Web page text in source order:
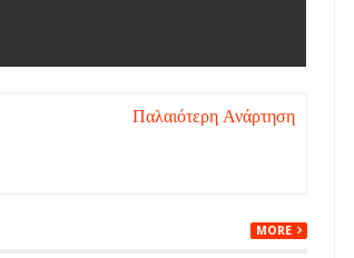
Παλαιότερη Ανάρτηση
MORE